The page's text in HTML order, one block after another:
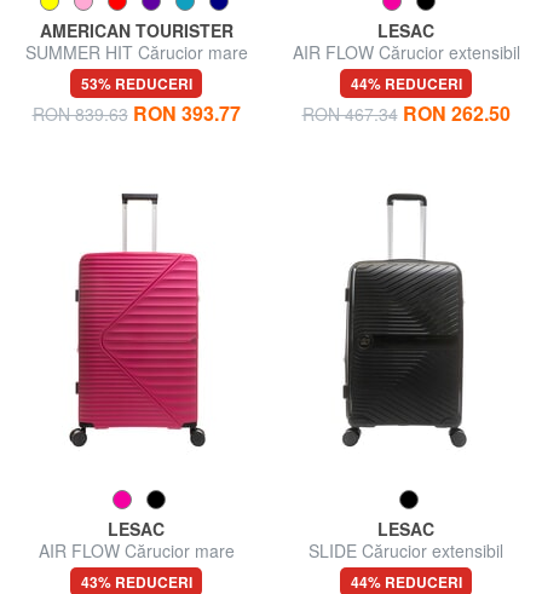
AMERICAN TOURISTER
SUMMER HIT Cărucior mare
53% REDUCERI
RON 839.63 RON 393.77
LESAC
AIR FLOW Cărucior extensibil
mediu
44% REDUCERI
RON 467.34 RON 262.50
LESAC
AIR FLOW Cărucior mare
extensibil
43% REDUCERI
LESAC
SLIDE Cărucior extensibil
mediu
44% REDUCERI